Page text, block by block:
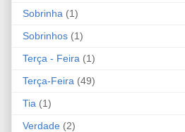
Sobrinha (1)
Sobrinhos (1)
Terça - Feira (1)
Terça-Feira (49)
Tia (1)
Verdade (2)